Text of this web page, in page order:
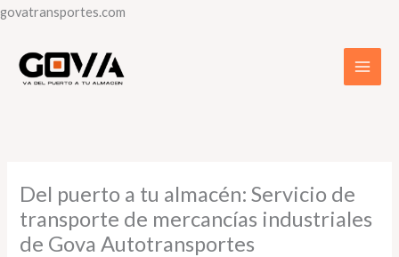
govatransportes.com
Del puerto a tu almacén: Servicio de
transporte de mercancías industriales
de Gova Autotransportes